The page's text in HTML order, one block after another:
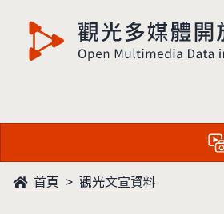
觀光多媒體開放資料
首頁 觀光文宣資料